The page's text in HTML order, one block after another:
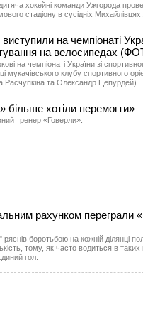
хокейні команди Ужгорода
стадіону в сусідніх Михайлівцях.
на чемпіонаті
на велосипедах
на чемпіонаті України зі
мукачівського клубу спортивного
Расчупкіна та Олександр Цепурдей).
більше хотіли перемогти»
тренер «Говерли»:
рахунком переграли
боротьбою на кожній ділянці
тому, як часто водиться в
гол.